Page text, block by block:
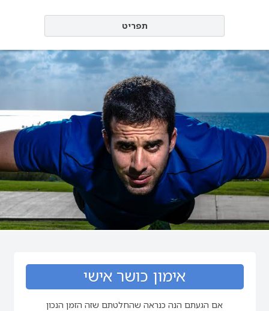
תפריט
אימון כושר אישי
אם הגעתם הנה כנראה שהחלטתם שזה הזמן הנכון